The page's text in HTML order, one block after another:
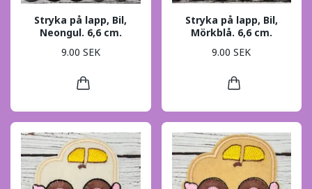
Stryka på lapp, Bil,
Neongul. 6,6 cm.
9.00 SEK
Stryka på lapp, Bil,
Mörkblå. 6,6 cm.
9.00 SEK